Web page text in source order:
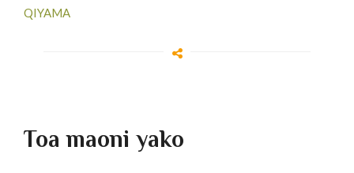
QIYAMA
Toa maoni yako